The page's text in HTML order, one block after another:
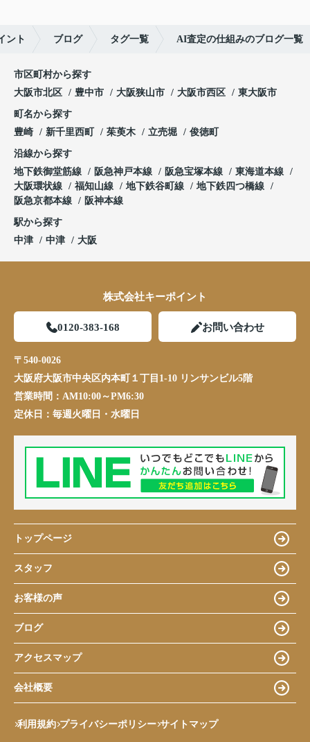
ント ブログ タグ一覧 AI査定の仕組みのブログ一覧
市区町村から探す
大阪市北区
豊中市 大阪狭山市 大阪市西区 東大阪市
町名から探す
豊崎
新千里西町 茱萸木 立売堀 俊徳町
沿線から探す
地下鉄御堂筋線
阪急神戸本線 阪急宝塚本線
東海道本線
大阪環状線
福知山線 地下鉄谷町線
地下鉄四つ橋線
阪急京都本線
阪神本線
駅から探す
中津
中津 大阪
株式会社キーポイント
0120-383-168 お問い合わせ
〒540-0026
大阪府大阪市中央区内本町１丁目1-10 リンサンビル5階
営業時間： AM10:00～PM6:30
定休日： 毎週火曜日・水曜日
トップページ
スタッフ
お客様の声
ブログ
アクセスマップ
会社概要
利用規約 プライバシーポリシー サイトマップ